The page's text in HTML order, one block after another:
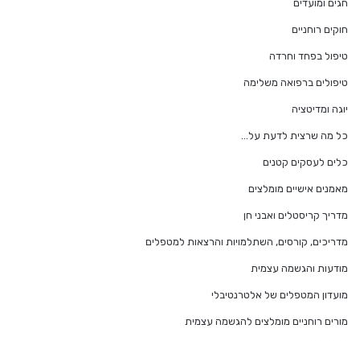
חגים ומועדים
חוקים רוחניים
טיפול בפחד וחרדה
טיפולים ברפואה משלימה
יוגה ומדיטציה
כל מה שרצית לדעת על…
כלים לעסקים קטנים
מאמנים אישיים מומלצים
מדריך קריסטלים ואבני חן
מדריכים, קורסים, השתלמויות והרצאות למטפלים
מודעות והגשמה עצמית
מועדון המטפלים של אלטרנטיבלי
מורים רוחניים מומלצים להגשמה עצמית